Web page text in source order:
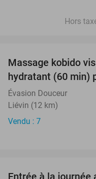
Hors
Massage kobido
hydratant (60 min)
Évasion Douceur
Liévin (12 km)
Vendu : 7